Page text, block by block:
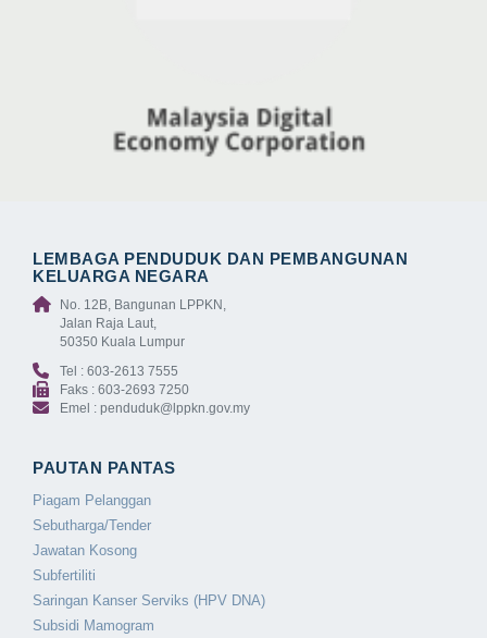
LEMBAGA PENDUDUK DAN PEMBANGUNAN
KELUARGA NEGARA
No. 12B, Bangunan LPPKN,
Jalan Raja Laut,
50350 Kuala Lumpur
Tel : 603-2613 7555
Faks : 603-2693 7250
Emel : penduduk@lppkn.gov.my
PAUTAN PANTAS
Piagam Pelanggan
Sebutharga/Tender
Jawatan Kosong
Subfertiliti
Saringan Kanser Serviks (HPV DNA)
Subsidi Mamogram